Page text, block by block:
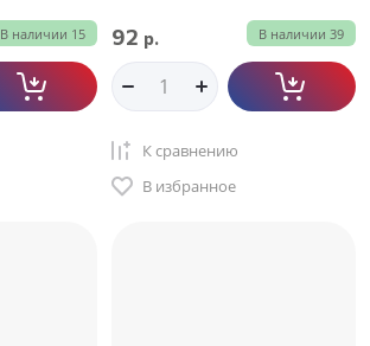
В наличии 15 В наличии 39
92 р.
К сравнению
В избранное